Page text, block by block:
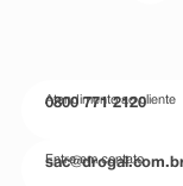
Atendimento ao cliente
0800 771 2120
Entre em contato